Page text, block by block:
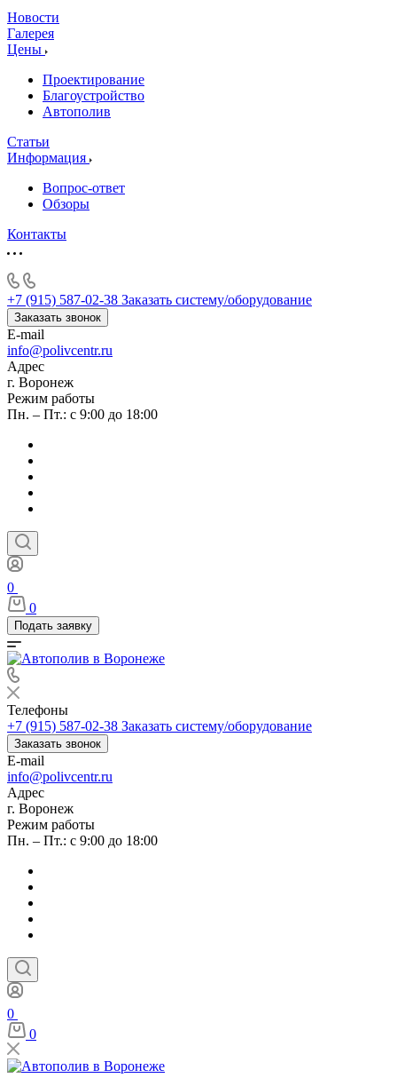
Новости
Галерея
Цены
Проектирование
Благоустройство
Автополив
Статьи
Информация
Вопрос-ответ
Обзоры
Контакты
+7 (915) 587-02-38 Заказать систему/оборудование
Заказать звонок
E-mail
info@polivcentr.ru
Адрес
г. Воронеж
Режим работы
Пн. – Пт.: с 9:00 до 18:00
0
0
Подать заявку
Телефоны
+7 (915) 587-02-38 Заказать систему/оборудование
Заказать звонок
E-mail
info@polivcentr.ru
Адрес
г. Воронеж
Режим работы
Пн. – Пт.: с 9:00 до 18:00
0
0